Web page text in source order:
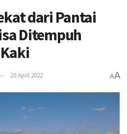
dari Pantai
Ditempuh
20 April 2022 AA